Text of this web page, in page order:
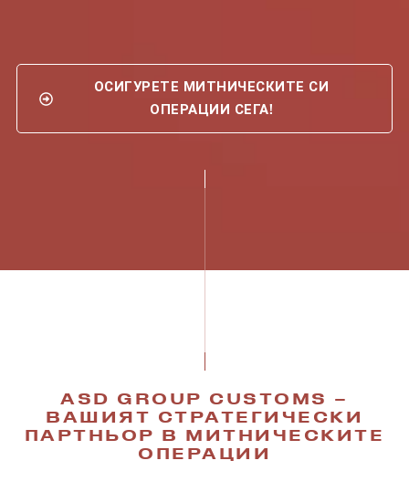
ОСИГУРЕТЕ МИТНИЧЕСКИТЕ СИ
ОПЕРАЦИИ СЕГА!
ASD GROUP CUSTOMS –
ВАШИЯТ СТРАТЕГИЧЕСКИ
ПАРТНЬОР В МИТНИЧЕСКИТЕ
ОПЕРАЦИИ